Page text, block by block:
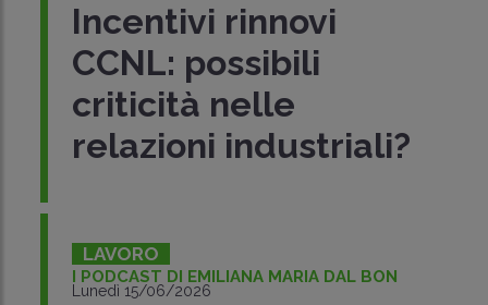
Incentivi rinnovi
CCNL: possibili
criticità nelle
relazioni industriali?
LAVORO
I PODCAST DI EMILIANA MARIA DAL BON
Lunedì 15/06/2026